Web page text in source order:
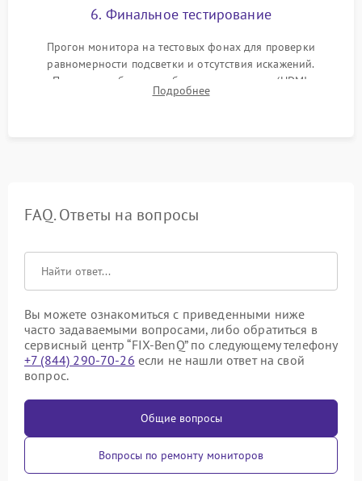
6. Финальное тестирование
Прогон монитора на тестовых фонах для проверки
равномерности подсветки и отсутствия искажений.
Проверка работоспособности всех портов (HDMI,
DisplayPort, VGA) и кнопок управления под нагрузкой в
Подробнее
FAQ. Ответы на вопросы
Вы можете ознакомиться с приведенными ниже
часто задаваемыми вопросами, либо обратиться в
сервисный центр “FIX-BenQ” по следующему телефону
+7 (844) 290-70-26 если не нашли ответ на свой
вопрос.
Общие вопросы
Вопросы по ремонту мониторов